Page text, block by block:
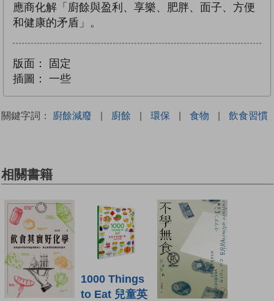
應商化解「廚餘與盈利、享樂、肥胖、面子、方便
和健康的矛盾」。
版面：
固定
插圖：
一些
關鍵字詞： 廚餘減廢 | 廚餘 | 環保 | 食物 | 飲食習慣
相關書籍
1000 Things
to Eat 兒童英